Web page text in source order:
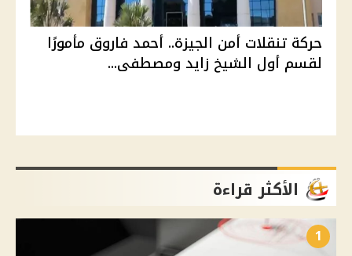
حركة تنقلات أمن الجيزة.. أحمد فاروق مأمورًا
لقسم أول الشيخ زايد ومصطفى...
الأكثر قراءة
1